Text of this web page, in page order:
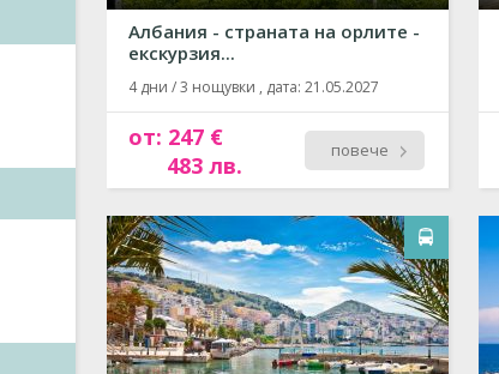
Албания - страната на орлите -
екскурзия...
4 дни / 3 нощувки , дата: 21.05.2027
от: 247 €
483 лв.
повече